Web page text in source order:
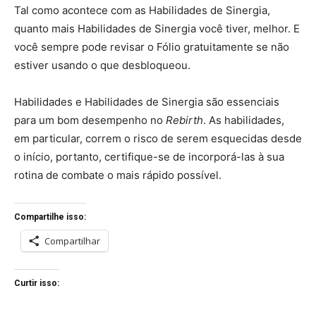
Tal como acontece com as Habilidades de Sinergia,
quanto mais Habilidades de Sinergia você tiver, melhor. E
você sempre pode revisar o Fólio gratuitamente se não
estiver usando o que desbloqueou.
Habilidades e Habilidades de Sinergia são essenciais
para um bom desempenho no Rebirth. As habilidades,
em particular, correm o risco de serem esquecidas desde
o início, portanto, certifique-se de incorporá-las à sua
rotina de combate o mais rápido possível.
Compartilhe isso:
Compartilhar
Curtir isso: